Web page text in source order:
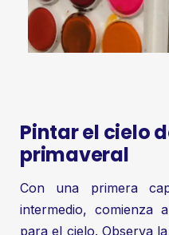
Pintar el cielo
primaveral
Con una primera
intermedio, comienza
para el cielo. Observa